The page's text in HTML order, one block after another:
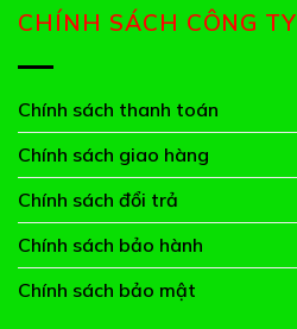
CHÍNH SÁCH CÔNG TY
Chính sách thanh toán
Chính sách giao hàng
Chính sách đổi trả
Chính sách bảo hành
Chính sách bảo mật